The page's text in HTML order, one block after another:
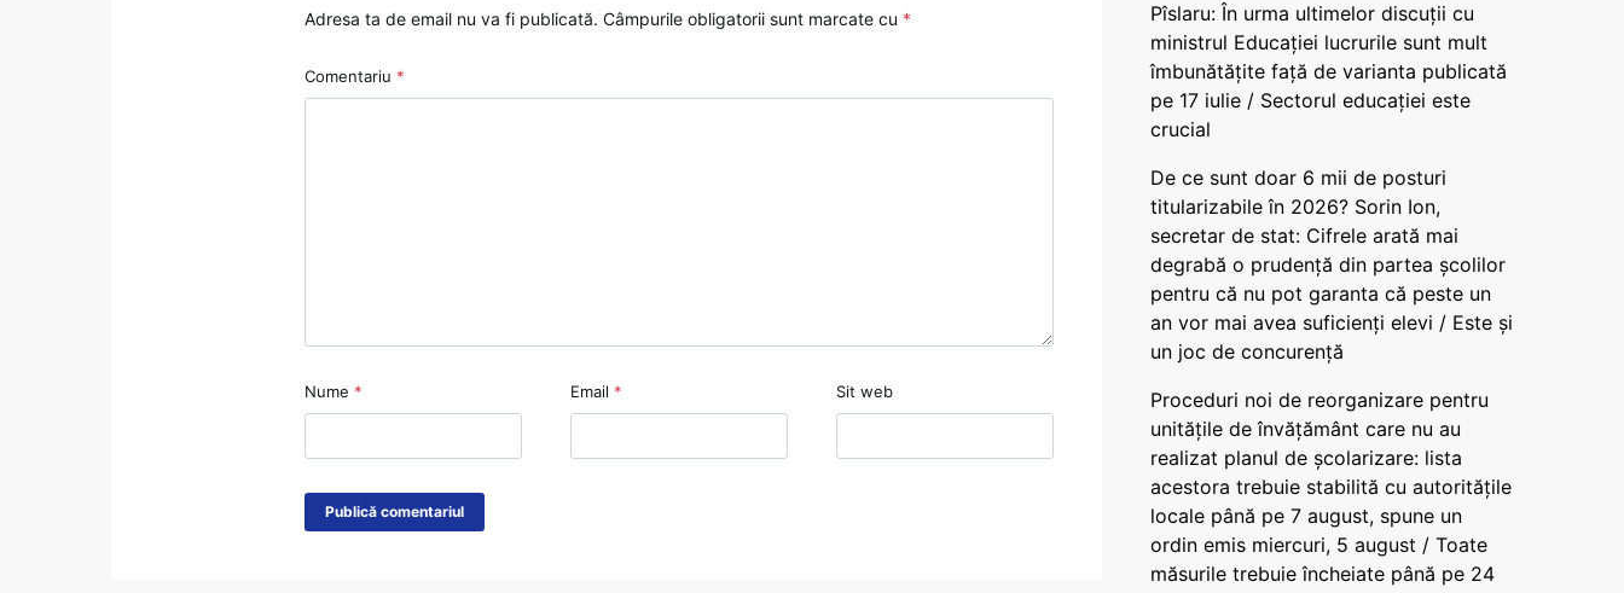
Adresa ta de email nu va fi publicată. Câmpurile obligatorii sunt marcate cu *
Comentariu *
Nume * Email * Sit web
Pîslaru: În urma ultimelor discuții cu
ministrul Educației lucrurile sunt mult
îmbunătățite față de varianta publicată
pe 17 iulie / Sectorul educației este
crucial
De ce sunt doar 6 mii de posturi
titularizabile în 2026? Sorin Ion,
secretar de stat: Cifrele arată mai
degrabă o prudență din partea școlilor
pentru că nu pot garanta că peste un
an vor mai avea suficienți elevi / Este și
un joc de concurență
Proceduri noi de reorganizare pentru
unitățile de învățământ care nu au
realizat planul de școlarizare: lista
acestora trebuie stabilită cu autoritățile
locale până pe 7 august, spune un
ordin emis miercuri, 5 august / Toate
măsurile trebuie încheiate până pe 24